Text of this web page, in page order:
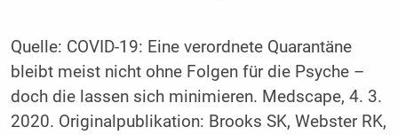
Quelle: COVID-19: Eine verordnete Quarantäne
bleibt meist nicht ohne Folgen für die Psyche –
doch die lassen sich minimieren. Medscape, 4. 3.
2020. Originalpublikation: Brooks SK, Webster RK,